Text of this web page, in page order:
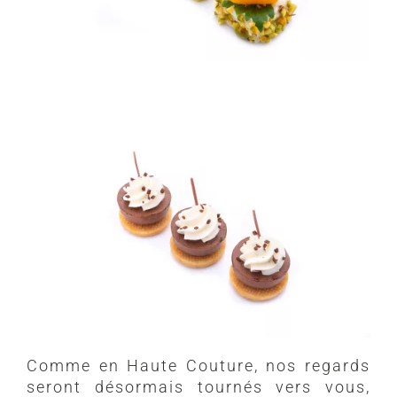
Comme en Haute Couture, nos regards
seront désormais tournés vers vous,